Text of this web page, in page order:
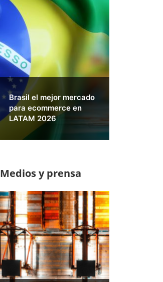
Brasil el mejor mercado
para ecommerce en
LATAM 2026
Medios y prensa